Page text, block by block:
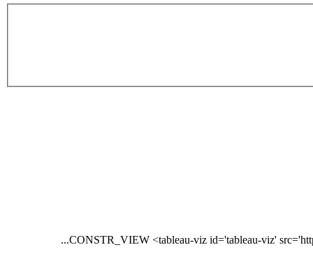
CONSTR_VIEW <tableau-viz id='tableau-viz'